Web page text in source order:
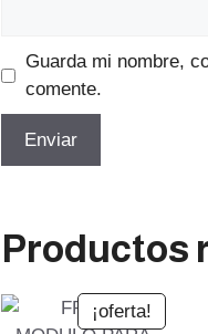
Guarda mi nombre,
comente.
Productos
¡oferta!